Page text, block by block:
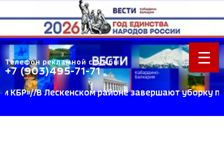
Телефон рекламной службы:
+7 (903)495-71-71
В Лескенском районе завершают уборку